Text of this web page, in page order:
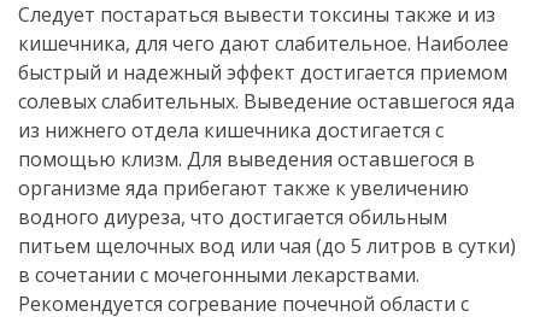
Следует постараться вывести токсины также и из
кишечника, для чего дают слабительное. Наиболее
быстрый и надежный эффект достигается приемом
солевых слабительных. Выведение оставшегося яда
из нижнего отдела кишечника достигается с
помощью клизм. Для выведения оставшегося в
организме яда прибегают также к увеличению
водного диуреза, что достигается обильным
питьем щелочных вод или чая (до 5 литров в сутки)
в сочетании с мочегонными лекарствами.
Рекомендуется согревание почечной области с